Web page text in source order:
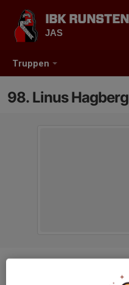
Truppen
IBK RUNSTEN
JAS
98. Linus Hagberg
Målvakt